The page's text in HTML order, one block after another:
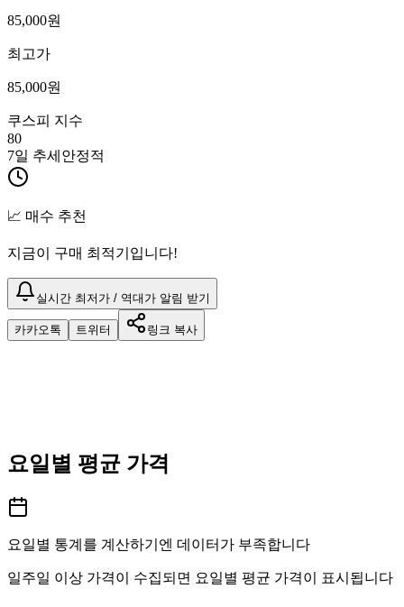
85,000원
최고가
85,000원
쿠스피 지수
80
7일 추세 안정적
📈 매수 추천
지금이 구매 최적기입니다!
실시간 최저가 / 역대가 알림 받기
카카오톡 트위터 링크 복사
요일별 평균 가격
요일별 통계를 계산하기엔 데이터가 부족합니다
일주일 이상 가격이 수집되면 요일별 평균 가격이 표시됩니다